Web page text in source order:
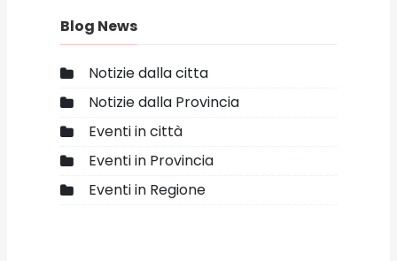
Blog News
Notizie dalla citta
Notizie dalla Provincia
Eventi in città
Eventi in Provincia
Eventi in Regione